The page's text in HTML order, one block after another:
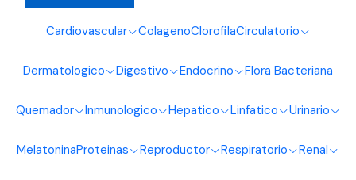
Cardiovascular ColagenoClorofilaCirculatorio
Dermatologico Digestivo Endocrino Flora Bacteriana
Quemador Inmunologico Hepatico Linfatico Urinario
MelatoninaProteinas Reproductor Respiratorio Renal